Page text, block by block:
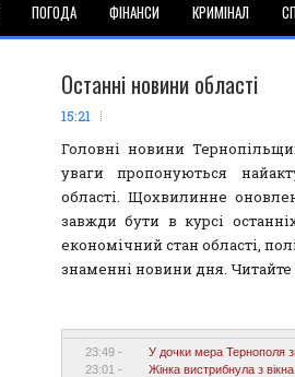
ПОГОДА ФІНАНСИ КРИМІНАЛ
Останні новини області
15:21
Головні новини
уваги пропонуються
області. Щохвилинне
завжди бути в курсі
економічний стан області,
знаменні новини дня.
23:49 -
У дочки мера Тернополя
23:01 -
Жінка вистрибнула з